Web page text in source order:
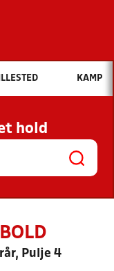
vil du søge efter?
OG NYHEDER
OG
KAMP
hold
Pulje 4